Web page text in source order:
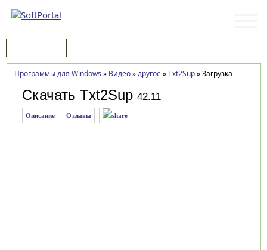
Программы для Windows » Видео»другое»Txt2Sup»Загрузка
Скачать Txt2Sup 42.11
Описание Отзывы